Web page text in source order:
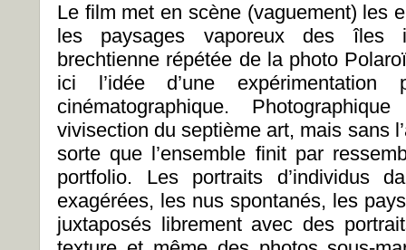
Le film met en scène (vaguement) les
les paysages vaporeux des îles
brechtienne répétée de la photo
ici l’idée d’une expérimentation
cinématographique.
vivisection du septième art, mais sans
sorte que l’ensemble finit par
portfolio. Les portraits d’individus
exagérées, les nus spontanés, les
juxtaposés librement avec des